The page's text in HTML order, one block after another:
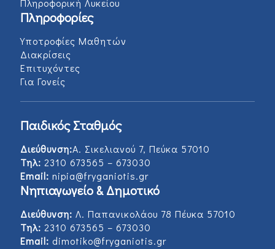
Πληροφορική Λυκείου
Πληροφορίες
Υποτροφίες Μαθητών
Διακρίσεις
Επιτυχόντες
Για Γονείς
Παιδικός Σταθμός
Διεύθυνση:Α. Σικελιανού 7, Πεύκα 57010
Τηλ: 2310 673565 – 673030
Email: nipia@fryganiotis.gr
Νηπιαγωγείο & Δημοτικό
Διεύθυνση: Λ. Παπανικολάου 78 Πέυκα 57010
Τηλ: 2310 673565 – 673030
Email: dimotiko@fryganiotis.gr